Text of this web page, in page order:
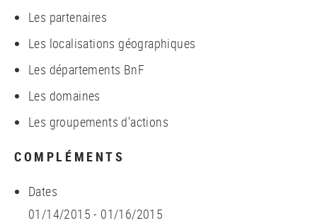
Les partenaires
Les localisations géographiques
Les départements BnF
Les domaines
Les groupements d'actions
COMPLÉMENTS
Dates
01/14/2015 - 01/16/2015